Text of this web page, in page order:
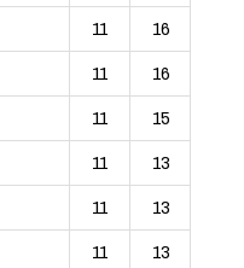
11
16
11
16
11
15
11
13
11
13
11
13